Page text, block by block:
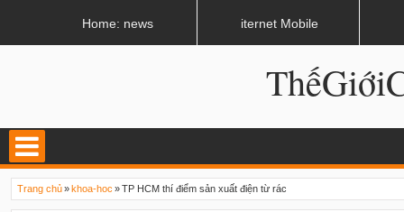
Trang chủ»khoa-hoc »TP HCM thí điểm sản xuất điện từ rác
Home: news iternet Mobile